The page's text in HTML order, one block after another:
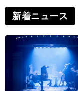
新着ニュース